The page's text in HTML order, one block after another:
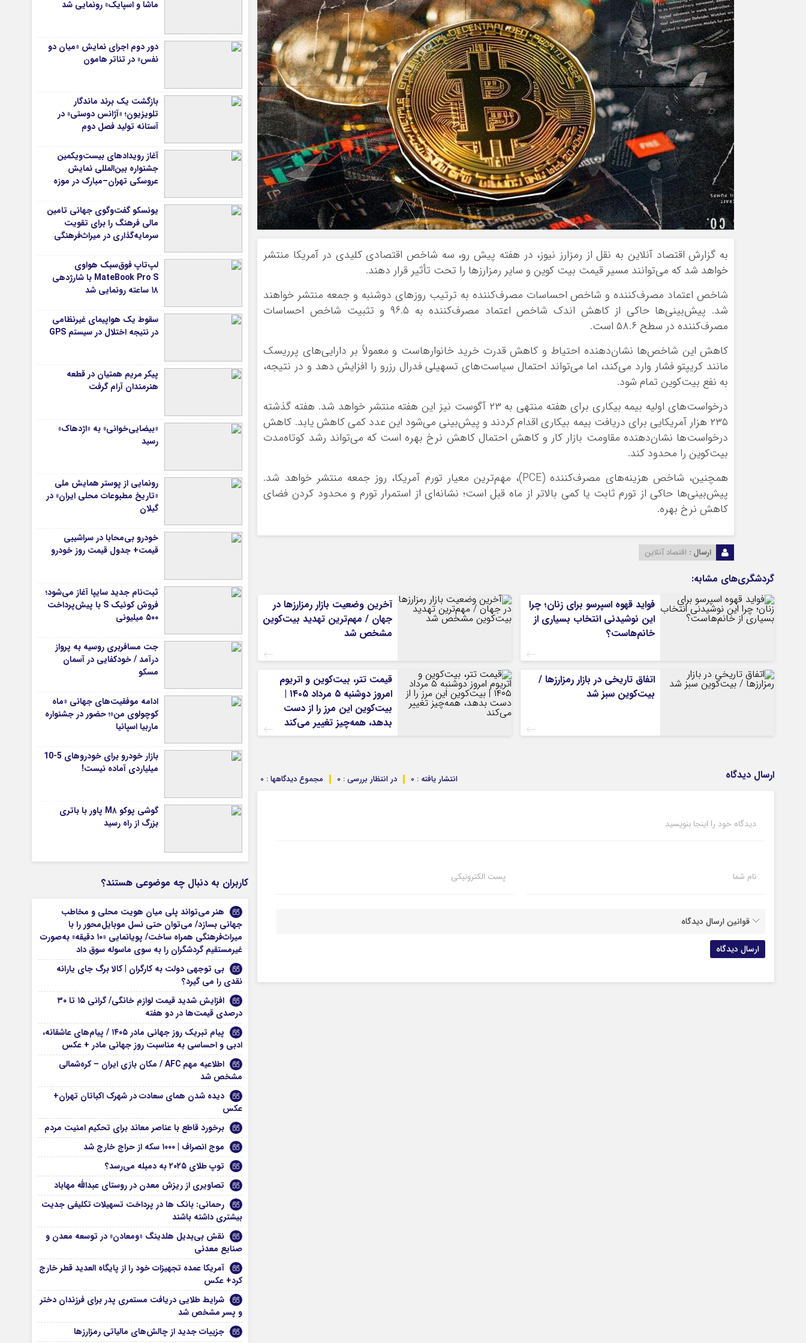
اخبار بانکی و اقتصادی
بلیط اتوبوس
مسیرهای نجف به کربلا
به گزارش اقتصاد آنلاین به نقل از رمزارز نیوز، در هفته پیش رو، سه شاخص اقتصادی کلیدی در آمریکا منتشر
خواهد شد که می‌توانند مسیر قیمت بیت کوین و سایر رمزارز‌ها را تحت تأثیر قرار دهند.
شاخص اعتماد مصرف‌کننده و شاخص احساسات مصرف‌کننده به ترتیب روز‌های دوشنبه و جمعه منتشر خواهند
شد. پیش‌بینی‌ها حاکی از کاهش اندک شاخص اعتماد مصرف‌کننده به ۹۶.۵ و تثبیت شاخص احساسات
مصرف‌کننده در سطح ۵۸.۶ است.
کاهش این شاخص‌ها نشان‌دهنده احتیاط و کاهش قدرت خرید خانوارهاست و معمولاً بر دارایی‌های پرریسک
مانند کریپتو فشار وارد می‌کند، اما می‌تواند احتمال سیاست‌های تسهیلی فدرال رزرو را افزایش دهد و در نتیجه،
به نفع بیت‌کوین تمام شود.
درخواست‌های اولیه بیمه بیکاری برای هفته منتهی به ۲۳ آگوست نیز این هفته منتشر خواهد شد. هفته گذشته
۲۳۵ هزار آمریکایی برای دریافت بیمه بیکاری اقدام کردند و پیش‌بینی می‌شود این عدد کمی کاهش یابد. کاهش
درخواست‌ها نشان‌دهنده مقاومت بازار کار و کاهش احتمال کاهش نرخ بهره است که می‌تواند رشد کوتاه‌مدت
بیت‌کوین را محدود کند.
همچنین، شاخص هزینه‌های مصرف‌کننده (PCE)، مهم‌ترین معیار تورم آمریکا، روز جمعه منتشر خواهد شد.
پیش‌بینی‌ها حاکی از تورم ثابت یا کمی بالاتر از ماه قبل است؛ نشانه‌ای از استمرار تورم و محدود کردن فضای
کاهش نرخ بهره.
ارسال : اقتصاد آنلاین
گردشگری‌های مشابه:
فواید قهوه اسپرسو برای زنان؛ چرا
این نوشیدنی انتخاب بسیاری از
خانم‌هاست؟
آخرین وضعیت بازار رمزارزها در
جهان / مهم‌ترین تهدید بیت‌کوین
مشخص شد
اتفاق تاریخی در بازار رمزارزها /
بیت‌کوین سبز شد
قیمت تتر، بیت‌کوین و اتریوم
امروز دوشنبه ۵ مرداد ۱۴۰۵ |
بیت‌کوین این مرز را از دست
بدهد، همه‌چیز تغییر می‌کند
ارسال دیدگاه مجموع دیدگاهها : 0 در انتظار بررسی : 0 انتشار یافته : 0
دیدگاه خود را اینجا بنویسید
نام شما پست الکترونیکی
قوانین ارسال دیدگاه
ماشا و اسپایک» رونمایی شد
دور دوم اجرای نمایش «میان دو
نفس» در تئاتر هامون
بازگشت یک برند ماندگار
تلویزیون؛ «آژانس دوستی» در
آستانه تولید فصل دوم
آغاز رویدادهای بیست‌ویکمین
جشنواره بین‌المللی نمایش
عروسکی تهران–مبارک در موزه
یونسکو گفت‌وگوی جهانی تامین
مالی فرهنگ را برای تقویت
سرمایه‌گذاری در میراث‌فرهنگی
صنایع خلاق
لپ‌تاپ فوق‌سبک هواوی
MateBook Pro S با شارژدهی
۱۸ ساعته رونمایی شد
سقوط یک هواپیمای غیرنظامی
در نتیجه اختلال در سیستم‌ GPS
پیکر مریم همتیان در قطعه
هنرمندان آرام گرفت
«بیضایی‌خوانی» به «اژدهاک»
رسید
رونمایی از پوستر همایش ملی
«تاریخ مطبوعات محلی ایران» در
گیلان
خودرو بی‌محابا در سراشیبی
قیمت+ جدول قیمت روز خودرو
ثبت‌نام جدید سایپا آغاز می‌شود؛
فروش کوئیک S با پیش‌پرداخت
۵۰۰ میلیونی
جت مسافربری روسیه به پرواز
درآمد / خودکفایی در آسمان
مسکو
ادامه موفقیت‌های جهانی «ماه
کوچولوی من»؛ حضور در جشنواره
ماربیا اسپانیا
بازار خودرو برای خودروهای 5-10
میلیاردی آماده نیست!
گوشی پوکو M۸ پاور با باتری
بزرگ از راه رسید
کاربران به دنبال چه موضوعی هستند؟
هنر می‌تواند پلی میان هویت محلی و مخاطب
جهانی بسازد/ می‌توان حتی نسل موبایل‌محور را با
میراث‌فرهنگی همراه ساخت/ پویانمایی «۱۰ دقیقه» به‌صورت
غیرمستقیم گردشگران را به سوی ماسوله سوق داد
بی توجهی دولت به کارگران | کالا برگ جای یارانه
نقدی را می گیرد؟
افزایش شدید قیمت لوازم خانگی/ گرانی ۱۵ تا ۳۰
درصدی قیمت‌ها در دو هفته
پیام تبریک روز جهانی مادر ۱۴۰۵ / پیام‌های عاشقانه،
ادبی و احساسی به مناسبت روز جهانی مادر + عکس
اطلاعیه مهم AFC / مکان بازی ایران – کره‌شمالی
مشخص شد
دیده شدن همای سعادت در شهرک اکباتان تهران+
عکس
برخورد قاطع با عناصر معاند برای تحکیم امنیت مردم
موج انصراف | ۱۰۰۰ سکه از حراج خارج شد
توپ طلای ۲۰۲۵ به دمبله می‌رسد؟
تصاویری از ریزش معدن در روستای عبدالله مهاباد
رحمانی: بانک‌ ها در پرداخت تسهیلات تکلیفی جدیت
بیشتری داشته باشند
نقش بی‌بدیل هلدینگ «ومعادن» در توسعه معدن و
صنایع معدنی
آمریکا عمده تجهیزات خود را از پایگاه العدید قطر خارج
کرد+ عکس
شرایط طلایی دریافت مستمری پدر برای فرزندان دختر
و پسر مشخص شد
جزییات جدید از چالش‌های مالیاتی رمزارزها